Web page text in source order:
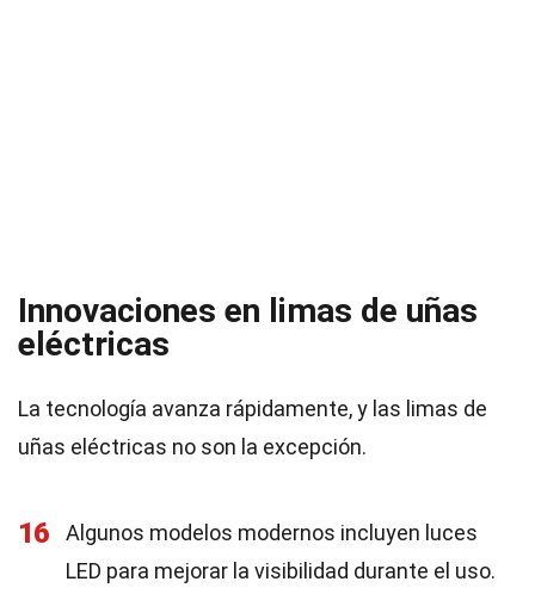
Innovaciones en limas de uñas
eléctricas
La tecnología avanza rápidamente, y las limas de
uñas eléctricas no son la excepción.
16
Algunos modelos modernos incluyen luces
LED para mejorar la visibilidad durante el uso.